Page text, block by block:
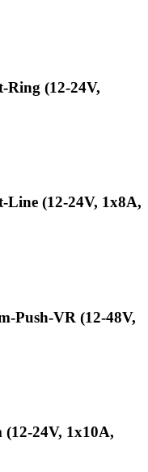
(12-24V,
(12-24V, 1x8A,
Push-VR (12-48V,
24V, 1x10A,